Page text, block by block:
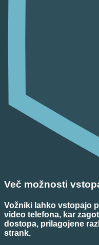
Več možnosti
Vožniki lahko vstopajo
video telefona, kar
dostopa, prilagojene
strank.